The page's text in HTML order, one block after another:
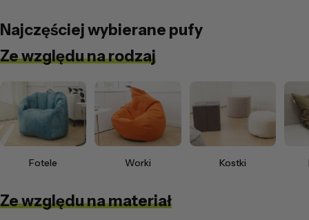
Najczęściej wybierane pufy
Ze względu na rodzaj
Fotele Worki Kostki
Ze względu na materiał